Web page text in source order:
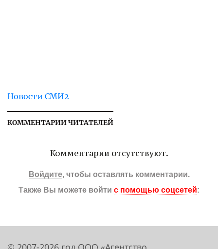
Новости СМИ2
КОММЕНТАРИИ ЧИТАТЕЛЕЙ
Комментарии отсутствуют.
Войдите, чтобы оставлять комментарии.
Также Вы можете войти с помощью соцсетей: